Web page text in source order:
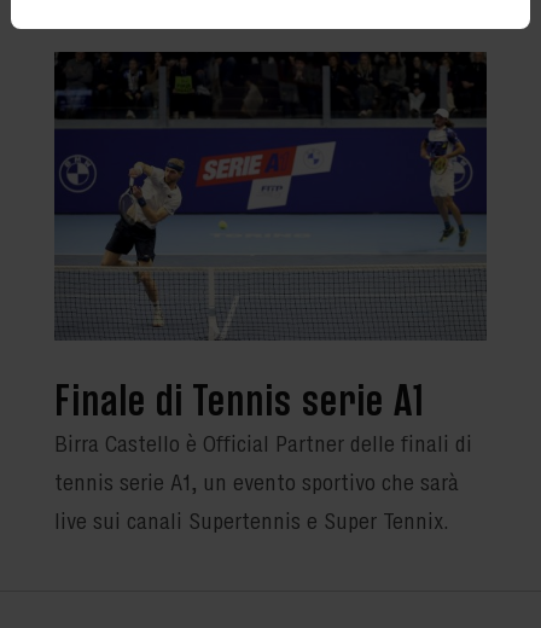
Finale di Tennis serie A1
Birra Castello è Official Partner delle finali di
tennis serie A1, un evento sportivo che sarà
live sui canali Supertennis e Super Tennix.